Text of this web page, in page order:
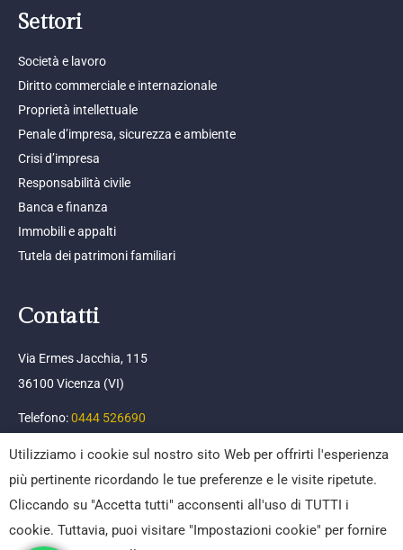
Settori
Società e lavoro
Diritto commerciale e internazionale
Proprietà intellettuale
Penale d’impresa, sicurezza e ambiente
Crisi d’impresa
Responsabilità civile
Banca e finanza
Immobili e appalti
Tutela dei patrimoni familiari
Contatti
Via Ermes Jacchia, 115
36100 Vicenza (VI)
Telefono:0444 526690
Utilizziamo i cookie sul nostro sito Web per offrirti l'esperienza
più pertinente ricordando le tue preferenze e le visite ripetute.
Cliccando su "Accetta tutti" acconsenti all'uso di TUTTI i
cookie. Tuttavia, puoi visitare "Impostazioni cookie" per fornire